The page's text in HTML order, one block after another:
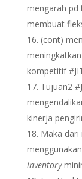
mengarah pd
membuat
(cont)
kompetitif
Tujuan2
kinerja
Maka dari
inventory